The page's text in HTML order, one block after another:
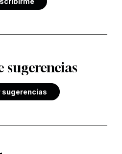
sugerencias
sugerencias